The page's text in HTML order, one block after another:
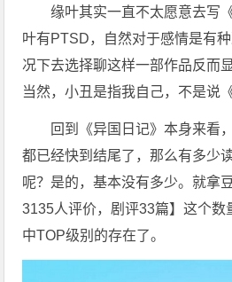
缘叶其实一直不太愿意去写
叶有PTSD，自然对于感情是有
况下去选择聊这样一部作品反而
当然，小丑是指我自己，不是说
回到《异国日记》本身来看
都已经快到结尾了，那么有多少
呢？是的，基本没有多少。就拿
3135人评价，剧评33篇】这个数
中TOP级别的存在了。